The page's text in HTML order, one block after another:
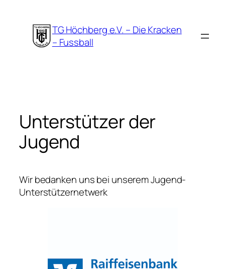
springen
TG Höchberg e.V. – Die Kracken
– Fussball
Unterstützer der
Jugend
Wir bedanken uns bei unserem Jugend-
Unterstützernetwerk